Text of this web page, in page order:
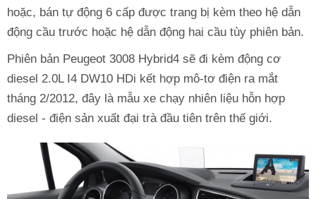
hoặc, bán tự động 6 cấp được trang bị kèm theo hệ dẫn
động cầu trước hoặc hệ dẫn động hai cầu tùy phiên bản.
Phiên bản Peugeot 3008 Hybrid4 sẽ đi kèm động cơ
diesel 2.0L I4 DW10 HDi kết hợp mô-tơ điện ra mắt
tháng 2/2012, đây là mẫu xe chạy nhiên liệu hỗn hợp
diesel - điện sản xuất đại trà đầu tiên trên thế giới.